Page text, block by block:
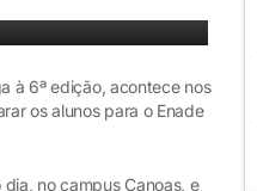
à 6ª edição, acontece nos
os alunos para o Enade
no campus Canoas, e